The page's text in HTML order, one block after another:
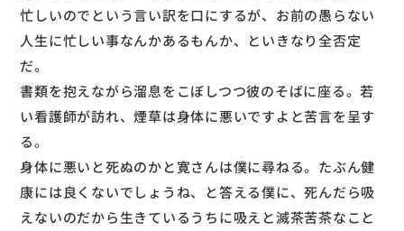
忙しいのでという言い訳を口にするが、お前の愚らない
人生に忙しい事なんかあるもんか、といきなり全否定
だ。
書類を抱えながら溜息をこぼしつつ彼のそばに座る。若
い看護師が訪れ、煙草は身体に悪いですよと苦言を呈す
る。
身体に悪いと死ぬのかと寛さんは僕に尋ねる。たぶん健
康には良くないでしょうね、と答える僕に、死んだら吸
えないのだから生きているうちに吸えと滅茶苦茶なこと